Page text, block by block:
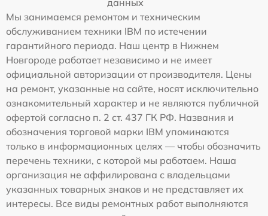
данных
Мы занимаемся ремонтом и техническим
обслуживанием техники IBM по истечении
гарантийного периода. Наш центр в Нижнем
Новгороде работает независимо и не имеет
официальной авторизации от производителя. Цены
на ремонт, указанные на сайте, носят исключительно
ознакомительный характер и не являются публичной
офертой согласно п. 2 ст. 437 ГК РФ. Названия и
обозначения торговой марки IBM упоминаются
только в информационных целях — чтобы обозначить
перечень техники, с которой мы работаем. Наша
организация не аффилирована с владельцами
указанных товарных знаков и не представляет их
интересы. Все виды ремонтных работ выполняются